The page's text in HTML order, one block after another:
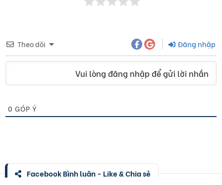
Theo dõi Đăng nhập
Vui lòng đăng nhập để gửi lời nhắn
0 GÓP Ý
Facebook Bình luận - Like & Chia sẻ